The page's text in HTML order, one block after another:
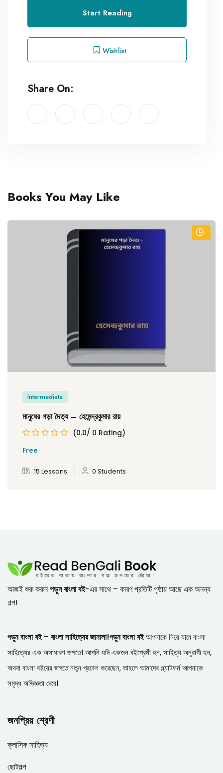
Start Reading
Wishlist
Share On:
Books You May Like
Intermediate
মানুষের গড়া দৈত্য – হেমেন্দ্রকুমার রায়
(0.0/ 0 Rating)
Free
15 Lessons 0 Students
আজই শুরু করুনপড়ুন বাংলা বই-এর সাথে – কারণ প্রতিটি পৃষ্ঠায় আছে এক অনন্য
গল্প!
পড়ুন বাংলা বই – বাংলা সাহিত্যের জানালা!পড়ুন বাংলা বইআপনাকে নিয়ে যাবে বাংলা
সাহিত্যের এক অসাধারণ জগতে। আপনি যদি একজন বইপ্রেমী হন, সাহিত্য অনুরাগী হন,
অথবা বাংলা বইয়ের জগতে নতুন প্রবেশ করেছেন, তাহলে আমাদের প্ল্যাটফর্ম আপনাকে
সমৃদ্ধ অভিজ্ঞতা দেবে।
জনপ্রিয় শ্রেণী
ক্লাসিক সাহিত্য
ছোটগল্প